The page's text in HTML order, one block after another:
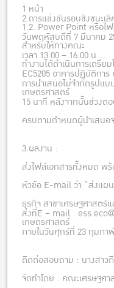
1 หน้า
1.2. Power Point หรือไ
สำหรับให้ทางคณะ
ทำงานได้ดำเนินการเตรี
2.การแข่งขันรอบชิงชนะเ
วันพฤหัสบดีที่ 7 มีนาคม
เวลา 13.00 – 16.00 น.
EC5205 อาคารปฏิบัติกา
เกษตรศาสตร์
การนำเสนอไม่จำกัดรูปแบ
15 นาที หลังจากนั้นช่วงตอ
ครบตามกำหนดผู้นำเสนอ
3.ผลงาน :
ส่งไฟล์เอกสารทั้งหมด พร้
หัวข้อ E-mail ว่า “ส่งแผ
ธุรกิจ สาขาเศรษฐศาสตร์
เกษตรศาสตร์
ส่งที่E – mail :
ภายในวันศุกร์ที่ 23 กุมภ
ติดต่อสอบถาม : นางสาว
จัดทำโดย : คณะเศรษฐศ